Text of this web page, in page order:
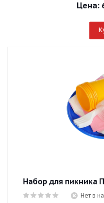
Цена:
Набор для пикника
Нет в